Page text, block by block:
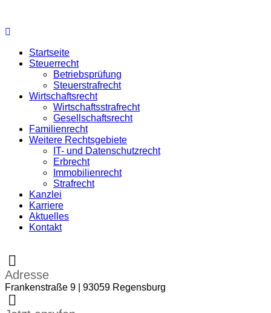
Startseite
Steuerrecht
Betriebsprüfung
Steuerstrafrecht
Wirtschaftsrecht
Wirtschaftsstrafrecht
Gesellschaftsrecht
Familienrecht
Weitere Rechtsgebiete
IT- und Datenschutzrecht
Erbrecht
Immobilienrecht
Strafrecht
Kanzlei
Karriere
Aktuelles
Kontakt
Adresse
Frankenstraße 9 | 93059 Regensburg